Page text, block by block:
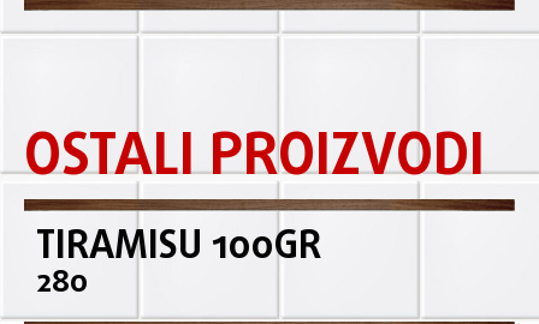
OSTALI PROIZVODI
TIRAMISU 100GR
280